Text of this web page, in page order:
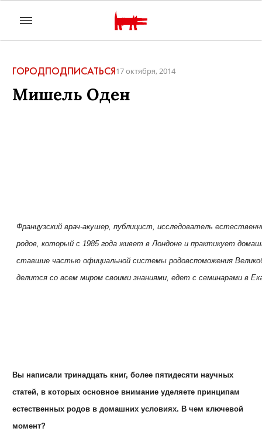
ГОРОДПОДПИСАТЬСЯ17 октября, 2014
Мишель Оден
Французский врач-акушер, публицист, исследователь
родов, который с 1985 года живет в Лондоне и практикует
ставшие частью официальной системы родовспоможения
делится со всем миром своими знаниями, едет с семинарами в
Вы написали тринадцать книг, более пятидесяти научных
статей, в которых основное внимание уделяете принципам
естественных родов в домашних условиях. В чем ключевой
момент?